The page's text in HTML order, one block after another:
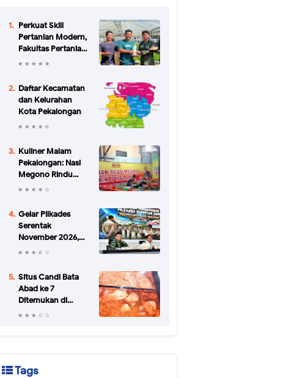
Perkuat Skill
Pertanian Modern,
Fakultas Pertanian
Unikal Gandeng
Farm Semarang
Daftar Kecamatan
dan Kelurahan
Kota Pekalongan
Kuliner Malam
Pekalongan: Nasi
Megono Rindu
Malam di Jalan
yang Bikin Kangen
Gelar Pilkades
Serentak
November 2026,
Pemkab
Petakan Potensi
Konflik di 34 Desa
Situs Candi Bata
Abad ke 7
Ditemukan di
Batang
Tags